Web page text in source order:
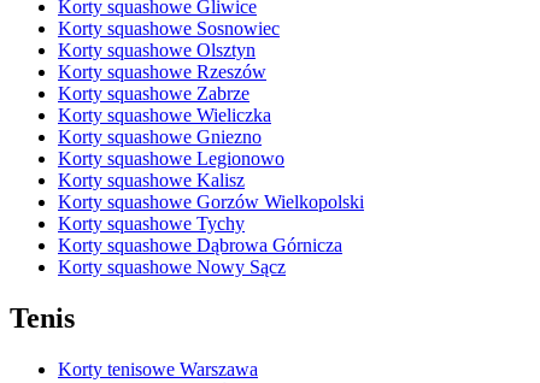
Korty squashowe Gliwice
Korty squashowe Sosnowiec
Korty squashowe Olsztyn
Korty squashowe Rzeszów
Korty squashowe Zabrze
Korty squashowe Wieliczka
Korty squashowe Gniezno
Korty squashowe Legionowo
Korty squashowe Kalisz
Korty squashowe Gorzów Wielkopolski
Korty squashowe Tychy
Korty squashowe Dąbrowa Górnicza
Korty squashowe Nowy Sącz
Tenis
Korty tenisowe Warszawa